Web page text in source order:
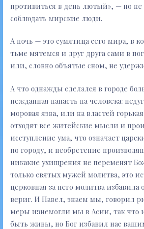
противиться в день лютый», — но не
соблюдать мирские люди.
А ночь — это сумятица сего мира, в
тьме мятемся и друг друга сами в
или, словно объятые сном, не
А что однажды сделался в городе
нежданная напасть на человека:
моровая язва, или на властей
отходят все житейские мысли и
исступление ума, что означает
по городу, и необретение
никакие ухищрения не переменят
только святых мужей молитва, это
церковная за него молитва
вериг. И Павел, знаем мы, говорил
меры изнемогли мы в Асии, так что
быть живы, но Бог избавил нас